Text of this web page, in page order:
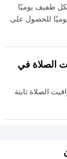
طفيف يوميًا
للحصول على
الصلاة في
الصلاة ثابتة